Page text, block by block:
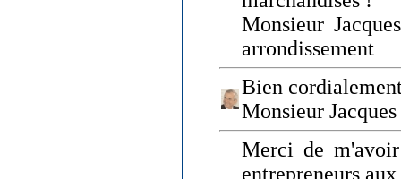
Monsieur
arrondissement
Bien
Monsieur
Merci de
entrepreneurs